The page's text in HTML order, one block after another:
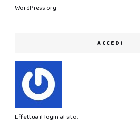
WordPress.org
ACCEDI
Effettua il login al sito.